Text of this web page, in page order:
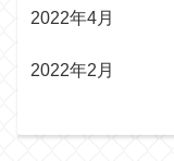
2022年4月
2022年2月